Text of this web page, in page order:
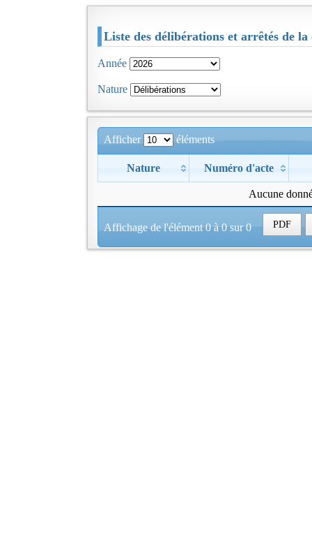
Liste des délibérations et arrêtés de
Année
Nature
Afficher éléments
Nature Numéro d'acte
Aucune
Affichage de l'élément 0 à 0 sur 0 PDF